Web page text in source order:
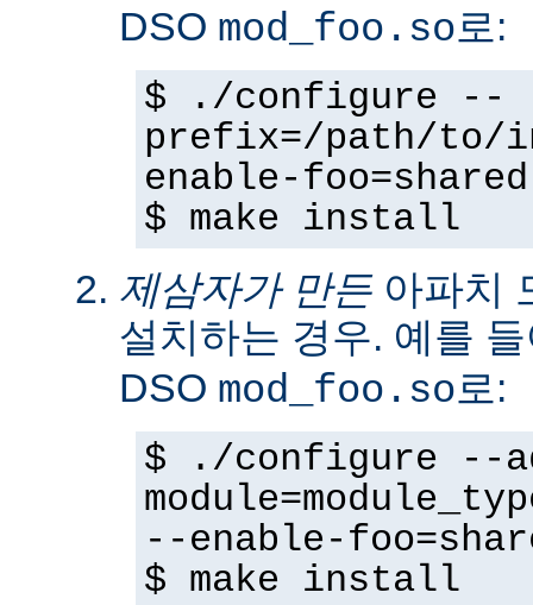
DSO mod_foo.so로:
$ ./configure --
prefix=/path/
enable-foo=shared
$ make install
제삼자가 만든아파치
설치하는 경우. 예를
DSO mod_foo.so로:
$ ./configure --
--enable-
$ make install